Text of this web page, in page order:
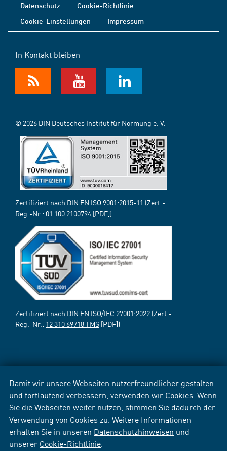
Damit wir unsere Webseiten nutzerfreundlicher gestalten
und fortlaufend verbessern, verwenden wir Cookies. Wenn
Sie die Webseiten weiter nutzen, stimmen Sie dadurch der
Verwendung von Cookies zu. Weitere Informationen
erhalten Sie in unseren Datenschutzhinweisen und
unserer Cookie-Richtlinie
Datenschutz
Cookie-Richtlinie
Cookie-Einstellungen
Impressum
In Kontakt bleiben
© 2026 DIN Deutsches Institut für Normung e. V.
Zertifiziert nach DIN EN ISO 9001:2015-11 (Zert.-
Reg.-Nr.: 01 100 2100794 [PDF])
Zertifiziert nach DIN EN ISO/IEC 27001:2022 (Zert.-
Reg.-Nr.: 12 310 69718 TMS [PDF])